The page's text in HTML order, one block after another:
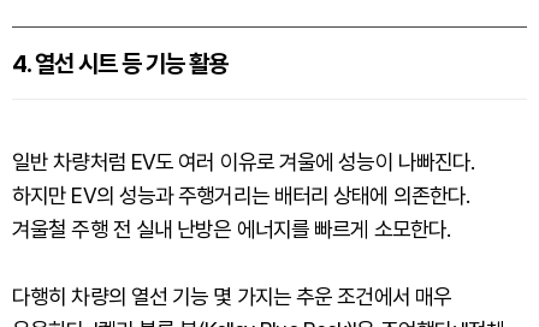
4. 열선 시트 등 기능 활용
일반 차량처럼 EV도 여러 이유로 겨울에 성능이 나빠진다.
하지만 EV의 성능과 주행거리는 배터리 상태에 의존한다.
겨울철 주행 전 실내 난방은 에너지를 빠르게 소모한다.
다행히 차량의 열선 기능 몇 가지는 추운 조건에서 매우